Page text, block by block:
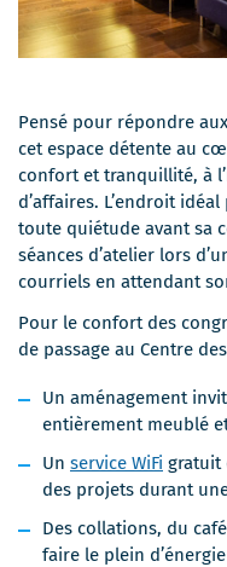
Pensé pour répondre
cet espace détente au
confort et tranquillité, à
d’affaires. L’endroit
toute quiétude avant sa
séances d’atelier lors
courriels en attendant
Pour le confort des
de passage au Centre
Un aménagement
entièrement meublé
Un service WiFi gratuit
des projets durant
Des collations, du
faire le plein